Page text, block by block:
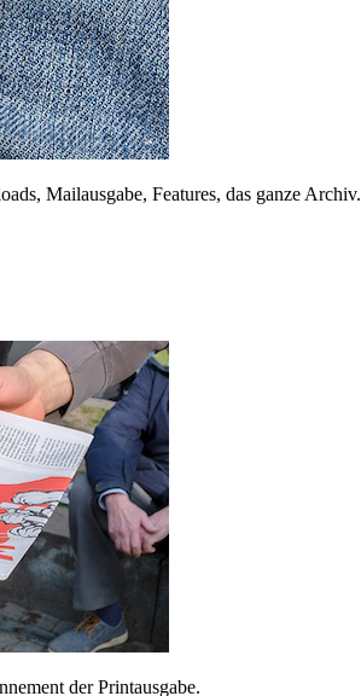
Mailausgabe, Features, das ganze Archiv.
der Printausgabe.